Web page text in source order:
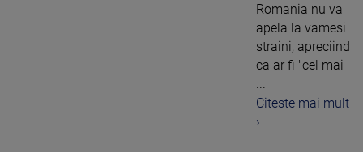
Romania nu va
apela la vamesi
straini, apreciind
ca ar fi "cel mai
Citeste mai mult
›